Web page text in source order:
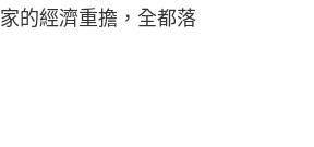
的經濟重擔，全都落